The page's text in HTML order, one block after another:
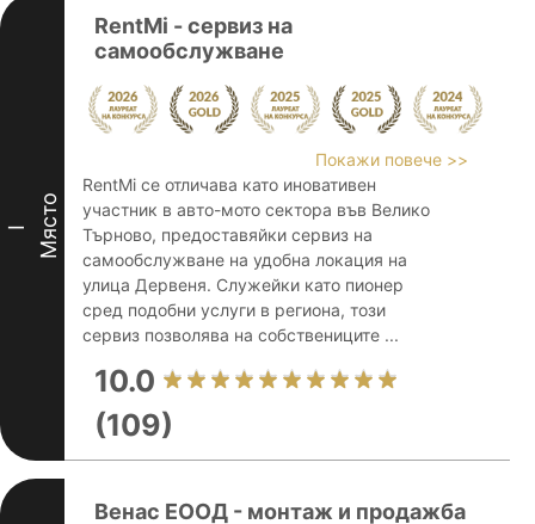
I Място
RentMi - сервиз на
самообслужване
Покажи повече >>
RentMi се отличава като иновативен
участник в авто-мото сектора във Велико
Търново, предоставяйки сервиз на
самообслужване на удобна локация на
улица Дервеня. Служейки като пионер
сред подобни услуги в региона, този
сервиз позволява на собствениците ...
10.0
(109)
Венас ЕООД - монтаж и продажба